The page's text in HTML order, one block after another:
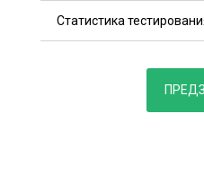
Статистика